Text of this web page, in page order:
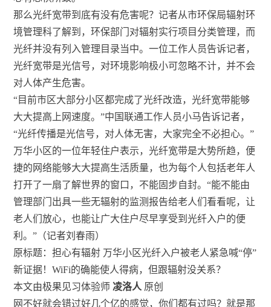
那么光纤宽带到底有没有危害呢？记者从市环保局辐射环
境管理科了解到，环保部门对辐射实行项目分类管理，而
光纤并没有列入管理目录当中。一位工作人员告诉记者，
光纤宽带是光信号，对环境影响极小可忽略不计，并不会
对人体产生危害。
“目前市区大部分小区都完成了光纤改造，光纤宽带能够
大大提高上网速度。”中国联通工作人员小马告诉记者，
“光纤传播是光信号，对人体无害，大家完全不必担心。”
万华小区的一位年轻住户表示，光纤宽带是大势所趋，便
捷的网络能够大大提高生活质量，也为每个人包括老年人
打开了一扇了解世界的窗口，不能固步自封。“能不能由
管理部门出具一些无辐射的监测报告给老人们看看呢，让
老人们放心，也能让广大住户尽早享受到光纤入户的便
利。”（记者刘春雨）
原标题：担心有辐射 万华小区光纤入户被老人紧急喊“停”
新证据！WiFi的确能使人得病，但跟辐射没关系？
本文由极果见习体验师 凌洛人 原创
网不好就会错过好几个亿的感觉，你们都有过吗？就是那